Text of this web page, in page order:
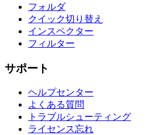
フォルダ
クイック切り替え
インスペクター
フィルター
サポート
ヘルプセンター
よくある質問
トラブルシューティング
ライセンス忘れ